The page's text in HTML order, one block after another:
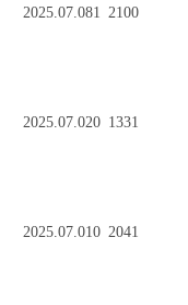
2025.07.081 2100
2025.07.020 1331
2025.07.010 2041